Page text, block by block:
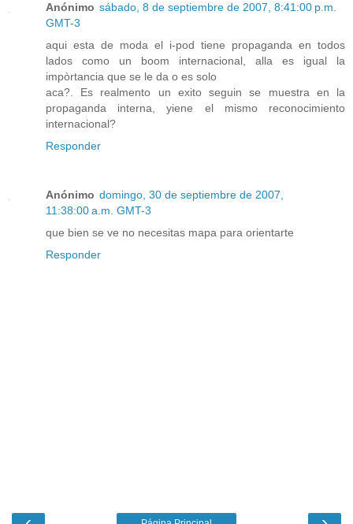
Anónimo sábado, 8 de septiembre de 2007, 8:41:00 p.m.
GMT-3
aqui esta de moda el i-pod tiene propaganda en todos
lados como un boom internacional, alla es igual la
impòrtancia que se le da o es solo
aca?. Es realmento un exito seguin se muestra en la
propaganda interna, yiene el mismo reconocimiento
internacional?
Responder
Anónimo domingo, 30 de septiembre de 2007,
11:38:00 a.m. GMT-3
que bien se ve no necesitas mapa para orientarte
Responder